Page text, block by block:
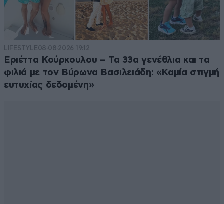
LIFESTYLE08·08·2026 19:12
Εριέττα Κούρκουλου – Τα 33α γενέθλια και τα
φιλιά με τον Βύρωνα Βασιλειάδη: «Καμία στιγμή
ευτυχίας δεδομένη»